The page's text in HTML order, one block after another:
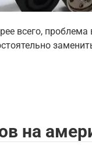
всего, проблема
на